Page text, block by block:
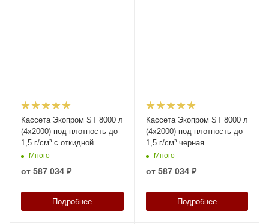
Кассета Экопром ST 8000 л
(4х2000) под плотность до
1,5 г/см³ с откидной
крышкой черная
Много
от 587 034 ₽
Подробнее
Кассета Экопром ST 8000 л
(4х2000) под плотность до
1,5 г/см³ черная
Много
от 587 034 ₽
Подробнее